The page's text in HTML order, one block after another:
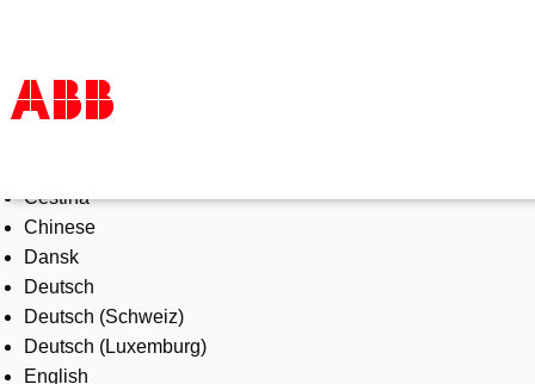
Products & Solutions
Industries
Services
About us
Where to buy
Contact us
Careers
Čeština
Chinese
Dansk
Deutsch
Deutsch (Schweiz)
Deutsch (Luxemburg)
English